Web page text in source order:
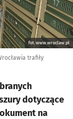
fot. www.wroclaw.pl
trafiły
dotyczące
na